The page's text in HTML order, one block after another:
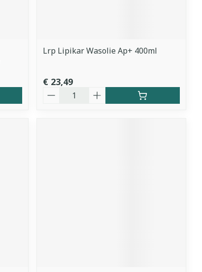
Lrp Lipikar Wasolie Ap+ 400ml
€ 23,49